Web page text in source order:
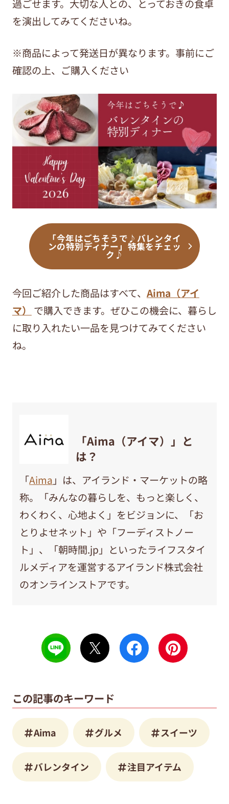
過ごせます。大切な人との、とっておきの食卓
を演出してみてくださいね。
※商品によって発送日が異なります。事前にご
確認の上、ご購入ください
「今年はごちそうで♪バレンタイ
ンの特別ディナー」特集をチェッ
ク♪
今回ご紹介した商品はすべて、 Aima（アイ
マ）
で購入できます。ぜひこの機会に、暮らし
に取り入れたい一品を見つけてみてください
ね。
「Aima（アイマ）」と
は？
「Aima 」は、アイランド・マーケットの略
称。「みんなの暮らしを、もっと楽しく、
わくわく、心地よく」をビジョンに、「お
とりよせネット」や「フーディストノー
ト」、「朝時間.jp」といったライフスタイ
ルメディアを運営するアイランド株式会社
のオンラインストアです。
この記事のキーワード
Aima グルメ スイーツ
バレンタイン 注目アイテム